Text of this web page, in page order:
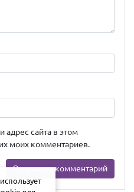
адрес сайта в этом
моих комментариев.